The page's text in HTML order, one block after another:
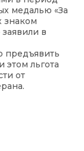
медалью «За
знаком
в
предъявить
этом льгота
от